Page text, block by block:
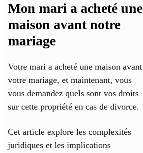
Mon mari a acheté une
maison avant notre
mariage
Votre mari a acheté une maison avant
votre mariage, et maintenant, vous
vous demandez quels sont vos droits
sur cette propriété en cas de divorce.
Cet article explore les complexités
juridiques et les implications